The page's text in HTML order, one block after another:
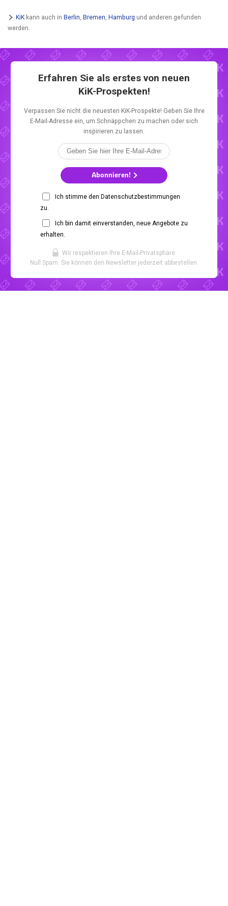
KiK kann auch in Berlin Bremen Hamburg und anderen gefunden
werden.
Erfahren Sie als erstes von neuen
KiK-Prospekten!
Verpassen Sie nicht die neuesten KiK-Prospekte! Geben Sie Ihre
E-Mail-Adresse ein, um Schnäppchen zu machen oder sich
inspirieren zu lassen.
Abonnieren!
Ich stimme den Datenschutzbestimmungen
zu.
Ich bin damit einverstanden, neue Angebote zu
erhalten.
Wir respektieren Ihre E-Mail-Privatsphäre.
Null Spam. Sie können den Newsletter jederzeit abbestellen.